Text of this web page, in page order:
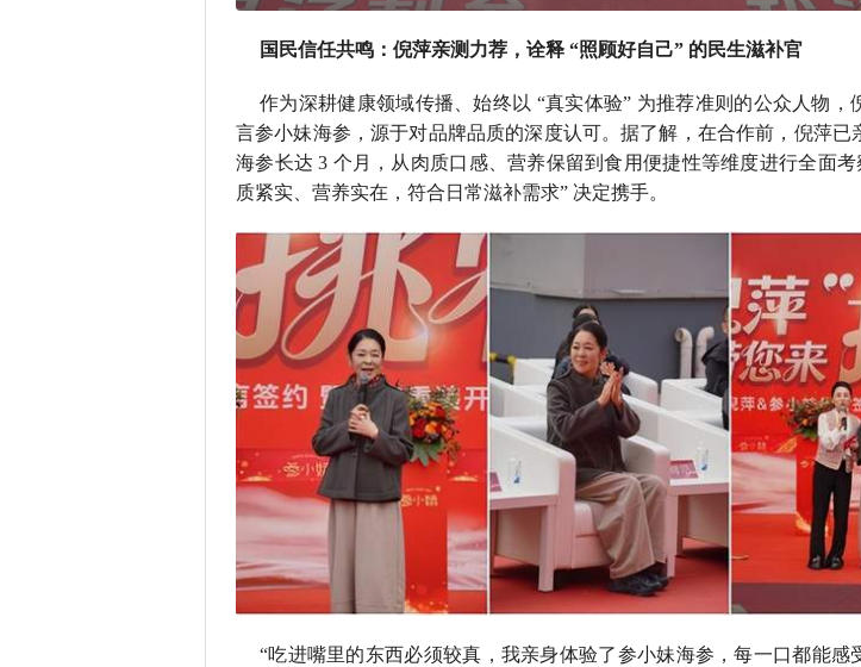
国民信任共鸣：倪萍亲测力荐，诠释 “照顾好自己” 的民生滋补官
作为深耕健康领域传播、始终以 “真实体验” 为推荐准则的公众人物，
言参小妹海参，源于对品牌品质的深度认可。据了解，在合作前，倪萍已
海参长达 3 个月，从肉质口感、营养保留到食用便捷性等维度进行全面考
质紧实、营养实在，符合日常滋补需求” 决定携手。
“吃进嘴里的东西必须较真，我亲身体验了参小妹海参，每一口都能感